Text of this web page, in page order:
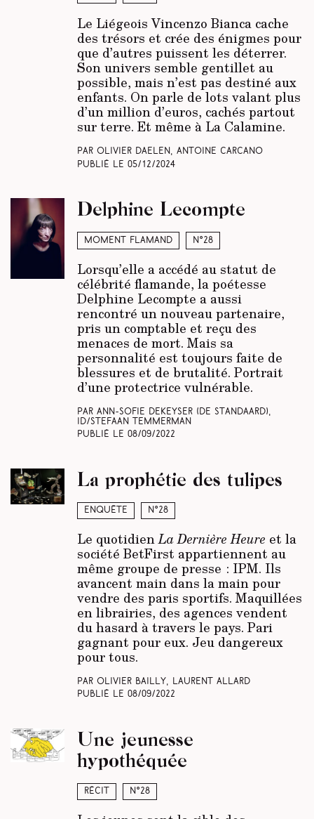
Le Liégeois Vincenzo Bianca cache
des trésors et crée des énigmes pour
que d’autres puissent les déterrer.
Son univers semble gentillet au
possible, mais n’est pas destiné aux
enfants. On parle de lots valant plus
d’un million d’euros, cachés partout
sur terre. Et même à La Calamine.
Par Olivier Daelen, Antoine Carcano
Publié le 05/12/2024
Moment Flamand N°28
Delphine Lecompte
Lorsqu’elle a accédé au statut de
célébrité flamande, la poétesse
Delphine Lecompte a aussi
rencontré un nouveau partenaire,
pris un comptable et reçu des
menaces de mort. Mais sa
personnalité est toujours faite de
blessures et de brutalité. Portrait
d’une protectrice vulnérable.
Par Ann-Sofie Dekeyser ( De Standaard),
ID/Stefaan Temmerman
Publié le 08/09/2022
Enquête N°28
La prophétie des tulipes
Le quotidienLa Dernière Heure et la
société BetFirst appartiennent au
même groupe de presse : IPM. Ils
avancent main dans la main pour
vendre des paris sportifs. Maquillées
en librairies, des agences vendent
du hasard à travers le pays. Pari
gagnant pour eux. Jeu dangereux
pour tous.
Par Olivier Bailly, Laurent Allard
Publié le 08/09/2022
Récit N°28
Une jeunesse
hypothéquée